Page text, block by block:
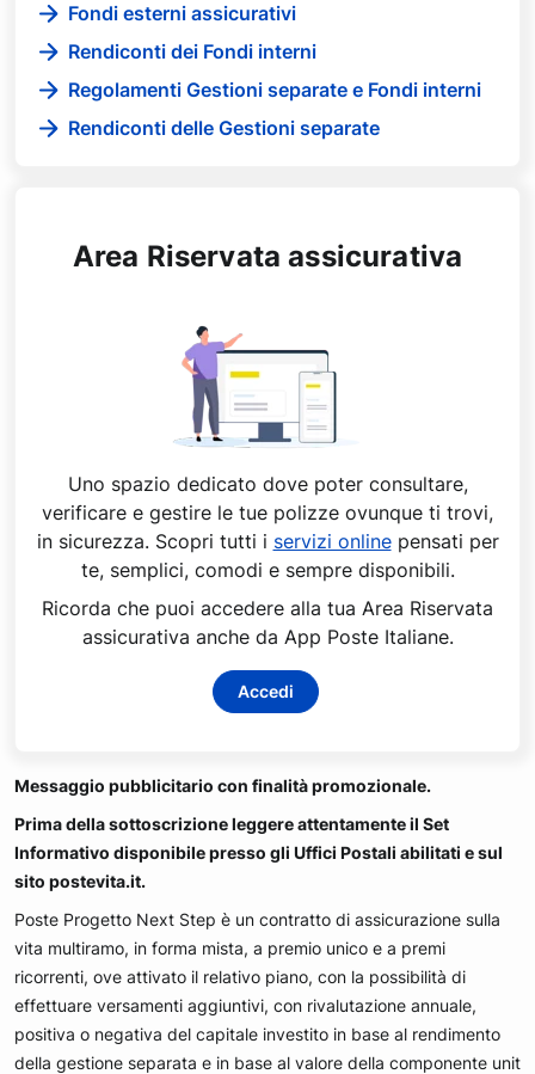
Fondi esterni assicurativi
Rendiconti dei Fondi interni
Regolamenti Gestioni separate e Fondi interni
Rendiconti delle Gestioni separate
Area Riservata assicurativa
Uno spazio dedicato dove poter consultare,
verificare e gestire le tue polizze ovunque ti trovi,
in sicurezza. Scopri tutti i servizi onlinepensati per
te, semplici, comodi e sempre disponibili.
Ricorda che puoi accedere alla tua Area Riservata
assicurativa anche da App Poste Italiane.
Accedi
Messaggio pubblicitario con finalità promozionale.
Prima della sottoscrizione leggere attentamente il Set
Informativo disponibile presso gli Uffici Postali abilitati e sul
sito postevita.it.
Poste Progetto Next Step è un contratto di assicurazione sulla
vita multiramo, in forma mista, a premio unico e a premi
ricorrenti, ove attivato il relativo piano, con la possibilità di
effettuare versamenti aggiuntivi, con rivalutazione annuale,
positiva o negativa del capitale investito in base al rendimento
della gestione separata e in base al valore della componente unit